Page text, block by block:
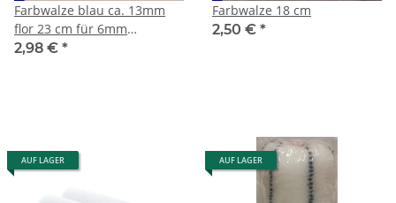
Farbwalze blau ca. 13mm
flor 23 cm für 6mm
Steckbügel
2,98 € *
Farbwalze 18 cm
2,50 € *
AUF LAGER AUF LAGER